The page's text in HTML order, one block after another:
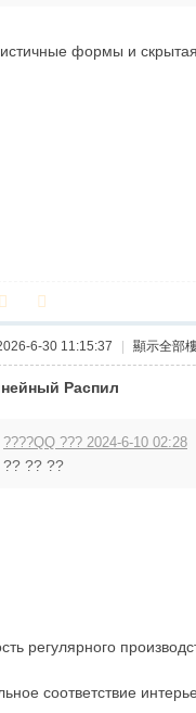
формы и
6-30 11:15:37 顯示全部
Распил
????QQ ??? 2024-6-10 02:28
?? ?? ??
регулярного
соответствие